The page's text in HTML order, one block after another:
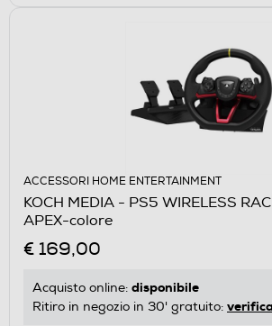
ACCESSORI HOME ENTERTAINMENT
KOCH MEDIA - PS5 WIRELESS
APEX-colore
€ 169,00
Acquisto online: disponibile
Ritiro in negozio in 30' gratuito: verifica